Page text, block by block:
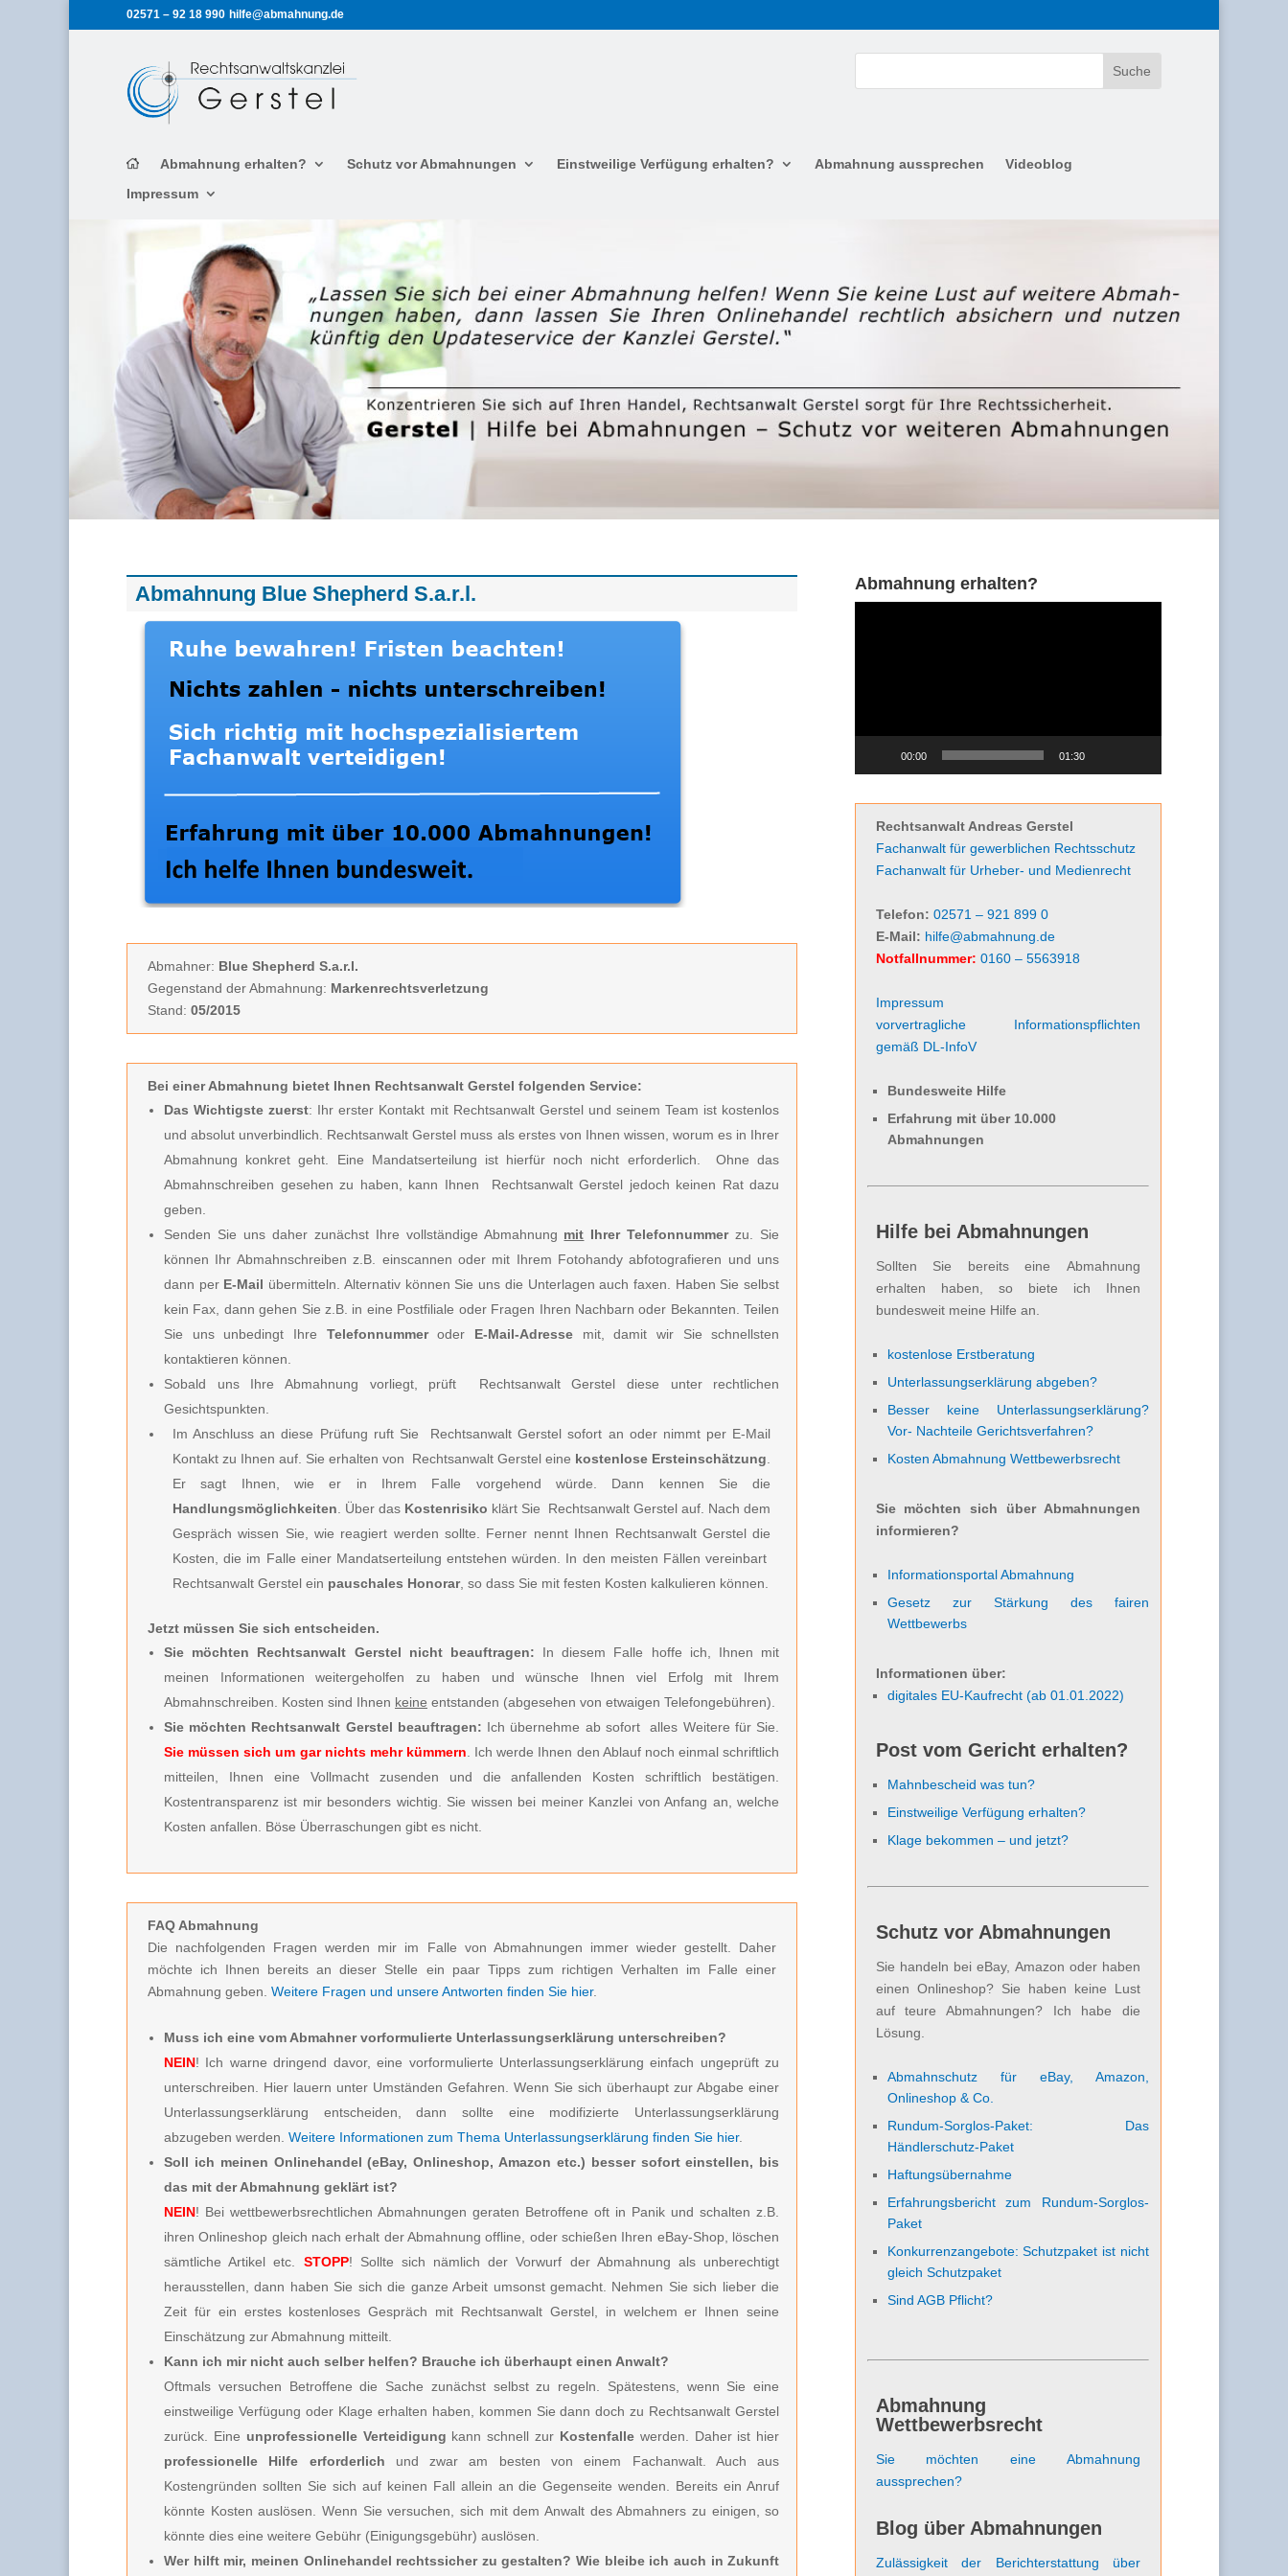
02571 – 92 18 990 hilfe@abmahnung.de
Abmahnung erhalten? Schutz vor Abmahnungen Einstweilige Verfügung erhalten? Abmahnung aussprechen
Videoblog
Impressum
Abmahnung Blue Shepherd S.a.r.l.
Abmahner: Blue Shepherd S.a.r.l.
Gegenstand der Abmahnung: Markenrechtsverletzung
Stand: 05/2015
Bei einer Abmahnung bietet Ihnen Rechtsanwalt Gerstel folgenden Service:
Das Wichtigste zuerst: Ihr erster Kontakt mit Rechtsanwalt Gerstel und seinem Team ist kostenlos
und absolut unverbindlich. Rechtsanwalt Gerstel muss als erstes von Ihnen wissen, worum es in Ihrer
Abmahnung konkret geht. Eine Mandatserteilung ist hierfür noch nicht erforderlich.
Ohne das
Abmahnschreiben gesehen zu haben, kann Ihnen Rechtsanwalt Gerstel jedoch keinen Rat dazu
geben.
Senden Sie uns daher zunächst Ihre vollständige Abmahnung mit Ihrer Telefonnummerzu. Sie
können Ihr Abmahnschreiben z.B. einscannen oder mit Ihrem Fotohandy abfotografieren und uns
dann per E-Mail übermitteln. Alternativ können Sie uns die Unterlagen auch faxen. Haben Sie selbst
kein Fax, dann gehen Sie z.B. in eine Postfiliale oder Fragen Ihren Nachbarn oder Bekannten. Teilen
Sie uns unbedingt Ihre Telefonnummeroder E-Mail-Adressemit, damit wir Sie schnellsten
kontaktieren können.
Sobald uns Ihre Abmahnung vorliegt, prüft Rechtsanwalt Gerstel diese unter rechtlichen
Gesichtspunkten.
Im Anschluss an diese Prüfung ruft Sie
Rechtsanwalt Gerstelsofort an oder nimmt per E-Mail
Kontakt zu Ihnen auf. Sie erhalten von
Rechtsanwalt Gerstel eine kostenlose Ersteinschätzung
Er sagt Ihnen, wie er in Ihrem Falle vorgehend würde. Dann kennen Sie die
Handlungsmöglichkeiten . Über das Kostenrisiko klärt Sie Rechtsanwalt Gerstelauf. Nach dem
Gespräch wissen Sie, wie reagiert werden sollte. Ferner nennt Ihnen Rechtsanwalt Gersteldie
Kosten, die im Falle einer Mandatserteilung entstehen würden. In den meisten Fällen vereinbart
Rechtsanwalt Gerstel ein pauschales Honorar, so dass Sie mit festen Kosten kalkulieren können.
Jetzt müssen Sie sich entscheiden.
Sie möchten Rechtsanwalt Gerstel nicht beauftragen: In diesem Falle hoffe ich, Ihnen mit
meinen Informationen weitergeholfen zu haben und wünsche Ihnen viel Erfolg mit Ihrem
Abmahnschreiben. Kosten sind Ihnen keine entstanden (abgesehen von etwaigen Telefongebühren).
Sie möchten Rechtsanwalt Gerstel beauftragen: Ich übernehme ab sofort alles Weitere für Sie.
Sie müssen sich um gar nichts mehr kümmern . Ich werde Ihnen den Ablauf noch einmal schriftlich
mitteilen, Ihnen eine Vollmacht zusenden und die anfallenden Kosten schriftlich bestätigen.
Kostentransparenz ist mir besonders wichtig. Sie wissen bei meiner Kanzlei von Anfang an, welche
Kosten anfallen. Böse Überraschungen gibt es nicht.
FAQ Abmahnung
Die nachfolgenden Fragen werden mir im Falle von Abmahnungen immer wieder gestellt. Daher
möchte ich Ihnen bereits an dieser Stelle ein paar Tipps zum richtigen Verhalten im Falle einer
Abmahnung geben. Weitere Fragen und unsere Antworten finden Sie hier.
Muss ich eine vom Abmahner vorformulierte Unterlassungserklärung unterschreiben?
NEIN! Ich warne dringend davor, eine vorformulierte Unterlassungserklärung einfach ungeprüft zu
unterschreiben. Hier lauern unter Umständen Gefahren. Wenn Sie sich überhaupt zur Abgabe einer
Unterlassungserklärung entscheiden, dann sollte eine modifizierte Unterlassungserklärung
abzugeben werden. Weitere Informationen zum Thema Unterlassungserklärung finden Sie hier.
Soll ich meinen Onlinehandel (eBay, Onlineshop, Amazon etc.) besser sofort einstellen, bis
das mit der Abmahnung geklärt ist?
NEIN! Bei wettbewerbsrechtlichen Abmahnungen geraten Betroffene oft in Panik und schalten z.B.
ihren Onlineshop gleich nach erhalt der Abmahnung offline, oder schießen Ihren eBay-Shop, löschen
sämtliche Artikel etc. STOPP! Sollte sich nämlich der Vorwurf der Abmahnung als unberechtigt
herausstellen, dann haben Sie sich die ganze Arbeit umsonst gemacht. Nehmen Sie sich lieber die
Zeit für ein erstes kostenloses Gespräch mit Rechtsanwalt Gerstel, in welchem er Ihnen seine
Einschätzung zur Abmahnung mitteilt.
Kann ich mir nicht auch selber helfen? Brauche ich überhaupt einen Anwalt?
Oftmals versuchen Betroffene die Sache zunächst selbst zu regeln. Spätestens, wenn Sie eine
einstweilige Verfügung oder Klage erhalten haben, kommen Sie dann doch zu Rechtsanwalt Gerstel
zurück. Eine unprofessionelle Verteidigung kann schnell zur Kostenfallewerden. Daher ist hier
professionelle Hilfe erforderlich und zwar am besten von einem Fachanwalt. Auch aus
Kostengründen sollten Sie sich auf keinen Fall allein an die Gegenseite wenden. Bereits ein Anruf
könnte Kosten auslösen. Wenn Sie versuchen, sich mit dem Anwalt des Abmahners zu einigen, so
könnte dies eine weitere Gebühr (Einigungsgebühr) auslösen.
Wer hilft mir, meinen Onlinehandel rechtssicher zu gestalten? Wie bleibe ich auch in Zukunft
Abmahnung erhalten?
00:00 01:30
Rechtsanwalt Andreas Gerstel
Fachanwalt für gewerblichen Rechtsschutz
Fachanwalt für Urheber- und Medienrecht
Telefon: 02571 – 921 899 0
E-Mail: hilfe@abmahnung.de
Notfallnummer: 0160 – 5563918
Impressum
vorvertragliche Informationspflichten
gemäß DL-InfoV
Bundesweite Hilfe
Erfahrung mit über 10.000
Abmahnungen
Hilfe bei Abmahnungen
Sollten Sie bereits eine Abmahnung
erhalten haben, so biete ich Ihnen
bundesweit meine Hilfe an.
kostenlose Erstberatung
Unterlassungserklärung abgeben?
Besser keine Unterlassungserklärung?
Vor- Nachteile Gerichtsverfahren?
Kosten Abmahnung Wettbewerbsrecht
Sie möchten sich über Abmahnungen
informieren?
Informationsportal Abmahnung
Gesetz zur Stärkung des fairen
Wettbewerbs
Informationen über:
digitales EU-Kaufrecht (ab 01.01.2022)
Post vom Gericht erhalten?
Mahnbescheid was tun?
Einstweilige Verfügung erhalten?
Klage bekommen – und jetzt?
Schutz vor Abmahnungen
Sie handeln bei eBay, Amazon oder haben
einen Onlineshop? Sie haben keine Lust
auf teure Abmahnungen? Ich habe die
Lösung.
Abmahnschutz für eBay, Amazon,
Onlineshop & Co.
Rundum-Sorglos-Paket: Das
Händlerschutz-Paket
Haftungsübernahme
Erfahrungsbericht zum Rundum-Sorglos-
Paket
Konkurrenzangebote: Schutzpaket ist nicht
gleich Schutzpaket
Sind AGB Pflicht?
Abmahnung
Wettbewerbsrecht
Sie möchten eine Abmahnung
aussprechen?
Blog über Abmahnungen
Zulässigkeit der Berichterstattung über